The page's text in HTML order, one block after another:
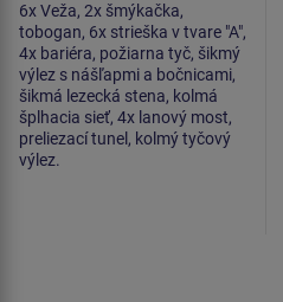
6x Veža, 2x šmýkačka,
tobogan, 6x strieška v tvare "A",
4x bariéra, požiarna tyč, šikmý
výlez s nášľapmi a bočnicami,
šikmá lezecká stena, kolmá
šplhacia sieť, 4x lanový most,
preliezací tunel, kolmý tyčový
výlez.